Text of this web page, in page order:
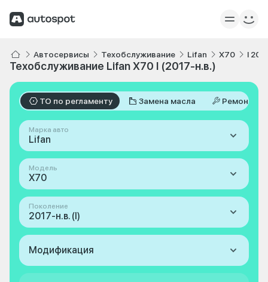
Автосервисы Техобслуживание Lifan X70 I
Техобслуживание Lifan X70 I (2017-н.в.)
ТО по регламенту Замена масла Ремонт
Марка авто
Lifan
Модель
X70
Поколение
2017-н.в. (I)
Модификация